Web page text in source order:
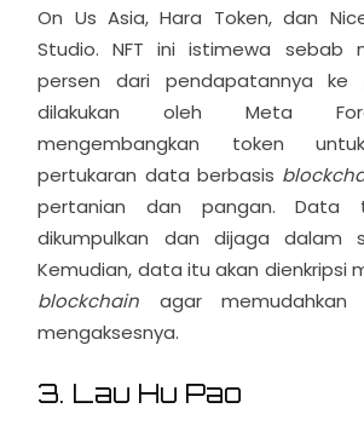
On Us Asia, Hara Token, dan
Studio. NFT ini istimewa sebab
persen dari pendapatannya ke
dilakukan oleh Meta
mengembangkan token
pertukaran data berbasis
pertanian dan pangan. Data
dikumpulkan dan dijaga dalam
Kemudian, data itu akan dienkripsi
blockchain agar
mengaksesnya.
3. Lau Hu Pao